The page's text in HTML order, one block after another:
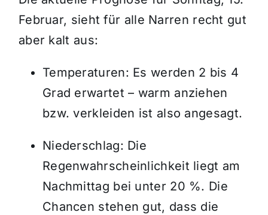
Februar, sieht für alle Narren recht gut
aber kalt aus:
Temperaturen: Es werden 2 bis 4
Grad erwartet – warm anziehen
bzw. verkleiden ist also angesagt.
Niederschlag: Die
Regenwahrscheinlichkeit liegt am
Nachmittag bei unter 20 %. Die
Chancen stehen gut, dass die